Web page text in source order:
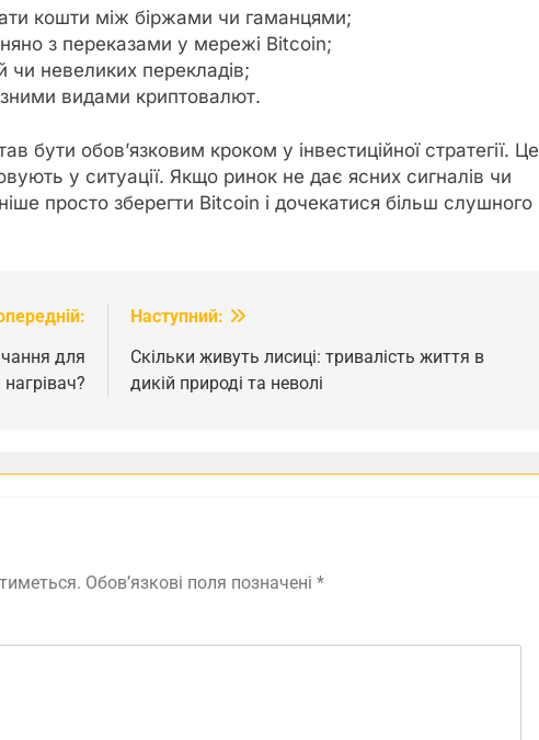
кошти між біржами чи гаманцями;
з переказами у мережі Bitcoin;
чи невеликих перекладів;
видами криптовалют.
бути обов’язковим кроком у інвестиційної стратегії. Це
у ситуації. Якщо ринок не дає ясних сигналів чи
просто зберегти Bitcoin і дочекатися більш слушного
для
Наступний:
Скільки живуть лисиці: тривалість життя в
дикій природі та неволі
Обов’язкові поля позначені *